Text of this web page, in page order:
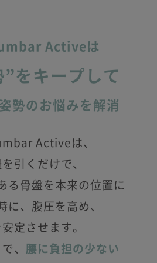
Activeは
”をキープして
勢のお悩みを解消
Activeは、
引くだけで、
る骨盤を本来の位置に
に、腹圧を高め、
定させます。
、
腰に負担の少ない